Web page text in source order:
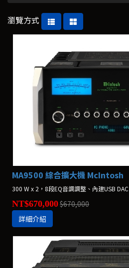
瀏覽方式
MA9500 綜合擴大機 McIntosh
300 W x 2，8段EQ音調調整、內建USB DAC
NT$670,000$670,000
詳細介紹